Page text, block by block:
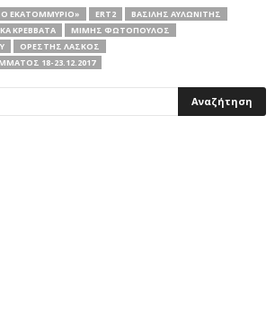
ΕΚΑΤΟΜΜΎΡΙΟ» ERT2
ΒΑΣΊΛΗΣ ΑΥΛΩΝΊΤΗΣ
ΚΡΕΒΒΑΤΆ
ΜΊΜΗΣ ΦΩΤΌΠΟΥΛΟΣ
ΟΡΈΣΤΗΣ ΛΆΣΚΟΣ
18-23.12.2017